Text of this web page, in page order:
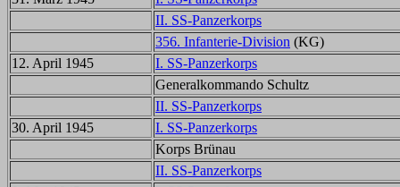
II. SS-Panzerkorps
356. Infanterie-Division (KG)
12. April 1945
I. SS-Panzerkorps
Generalkommando Schultz
II. SS-Panzerkorps
30. April 1945
I. SS-Panzerkorps
Korps Brünau
II. SS-Panzerkorps